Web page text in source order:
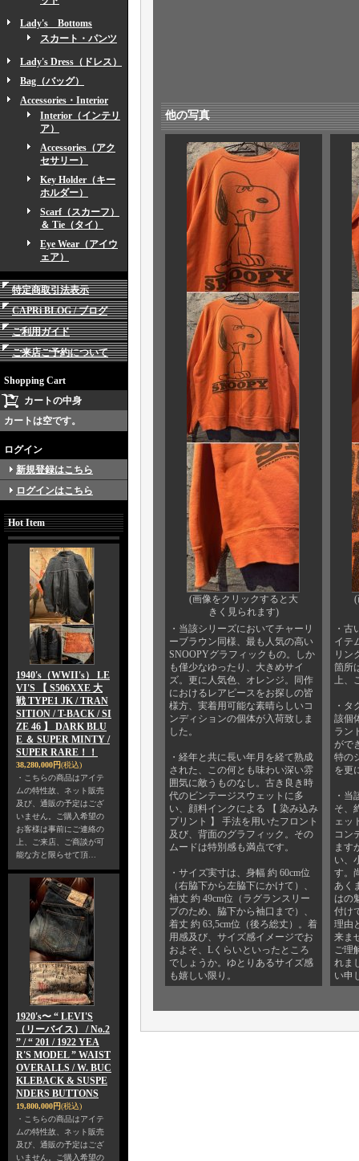
Lady's Bottoms
スカート・パンツ
Lady's Dress（ドレス）
Bag（バッグ）
Accessories・Interior
Interior（インテリ
ア）
Accessories（アク
セサリー）
Key Holder（キー
ホルダー）
Scarf（スカーフ）
＆ Tie（タイ）
Eye Wear（アイウ
ェア）
特定商取引法表示
CAPRi BLOG / ブログ
ご利用ガイド
ご来店ご予約について
Shopping Cart
カートの中身
カートは空です。
ログイン
新規登録はこちら
ログインはこちら
Hot Item
1940's（WWII's） LE
VI'S 【 S506XXE 大
戦 TYPE1 JK / TRAN
SITION / T-BACK / SI
ZE 46 】 DARK BLU
E ＆ SUPER MINTY /
SUPER RARE！！
38,280,000円(税込)
・こちらの商品はアイテ
ムの特性故、ネット販売
及び、通販の予定はござ
いません。ご購入希望の
お客様は事前にご連絡の
上、ご来店、ご商談が可
能な方と限らせて頂…
1920's〜 “ LEVI'S
（リーバイス） / No.2
” / “ 201 / 1922 YEA
R'S MODEL ” WAIST
OVERALLS / W. BUC
KLEBACK & SUSPE
NDERS BUTTONS
19,800,000円(税込)
・こちらの商品はアイテ
ムの特性故、ネット販売
及び、通販の予定はござ
いません。ご購入希望の
他の写真
(画像をクリックすると大
きく見られます)
・当該シリーズにおいてチャーリ
ーブラウン同様、最も人気の高い
SNOOPYグラフィックもの。しか
も僅少なゆったり、大きめサイ
ズ。更に人気色、オレンジ。同作
におけるレアピースをお探しの皆
様方、実着用可能な素晴らしいコ
ンディションの個体が入荷致しま
した。
・経年と共に長い年月を経て熟成
された、この何とも味わい深い雰
囲気に敵うものなし。古き良き時
代のビンテージスウェットに多
い、顔料インクによる 【 染み込み
プリント 】 手法を用いたフロント
及び、背面のグラフィック。その
ムードは特別感も満点です。
・サイズ実寸は、身幅 約 60cm位
（右脇下から左脇下にかけて）、
袖丈 約 49cm位（ラグランスリー
ブのため、脇下から袖口まで）、
着丈 約 63,5cm位（後ろ総丈）。着
用感及び、サイズ感イメージでお
およそ、Lくらいといったところ
でしょうか。ゆとりあるサイズ感
も嬉しい限り。
(
・古
イテ
リン
箇所
上、
・タ
該個
ラン
がで
特の
を更
・当
そ、
ェッ
コン
ます
い、
す。
あく
はの
付け
理由
来ま
ご理
れま
い申